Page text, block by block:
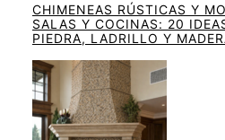
CHIMENEAS RÚSTICAS Y
SALAS Y COCINAS: 20
PIEDRA, LADRILLO Y